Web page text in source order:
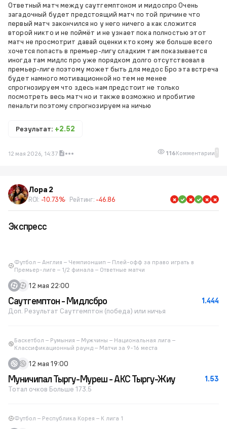
Ответный матч между саутгемптоном и мидоспро Очень
загадочный будет предстоящий матч по той причине что
первый матч закончился но у него ничего а как сложится
второй никто и не поймёт и не узнает пока полностью этот
матч не просмотрит давай оценки кто кому же больше всего
хочется попасть в премьер-лигу сладким там показывается
иногда там мидлс про уже порядком долго отсутствовал в
премьер-лиге поэтому может быть для медос Бро эта встреча
будет намного мотивационной но тем не менее
спрогнозируем что здесь нам предстоит не только
посмотреть весь матч но и также возможно и пробитие
пенальти поэтому спрогнозируем на ничью
Результат: +2.52
12 мая 2026, 14:37 116Комментарии 1
Лора 2
ROI: -10.73% Рейтинг: -46.86
Экспресс
Футбол – Англия – Чемпионшип – Плей-офф за право играть в
Премьер-лиге – 1/2 финала – Ответные матчи
12 мая 22:00
1.444
Саутгемптон - Мидлсбро
Доп. Результат Саутгемптон (победа) или ничья
Баскетбол – Румыния – Мужчины – Национальная лига –
Классификационный раунд – Матчи за 9-16 места
12 мая 19:00
1.53
Муничипал Тыргу-Муреш - АКС Тыргу-Жиу
Тотал очков Больше 173.5
Футбол – Республика Корея – К лига 1